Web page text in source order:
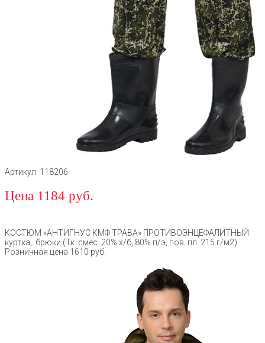
Артикул: 118206
Цена 1184 руб.
КОСТЮМ «АНТИГНУС КМФ ТРАВА» ПРОТИВОЭНЦЕФАЛИТНЫЙ
куртка, брюки (Тк. смес. 20% х/б, 80% п/э, пов. пл. 215 г/м2).
Розничная цена 1610 руб.